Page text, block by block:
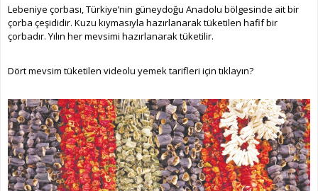
Lebeniye çorbası, Türkiye’nin güneydoğu Anadolu bölgesinde ait bir
çorba çeşididir. Kuzu kıymasıyla hazırlanarak tüketilen hafif bir
çorbadır. Yılın her mevsimi hazırlanarak tüketilir.
Dört mevsim tüketilen videolu yemek tarifleri için tıklayın?